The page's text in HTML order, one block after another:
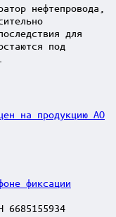
нефтепровода,
для
под
на продукцию АО
фиксации
6685155934